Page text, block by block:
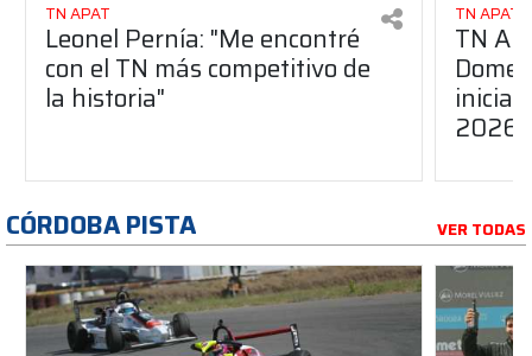
TN APAT
Leonel Pernía: "Me encontré
con el TN más competitivo de
la historia"
TN APAT
TN
2026
CÓRDOBA PISTA VER TODAS